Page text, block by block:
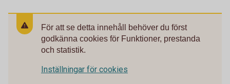
För att se detta innehåll behöver du först
godkänna cookies för Funktioner, prestanda
och statistik.
Inställningar för cookies